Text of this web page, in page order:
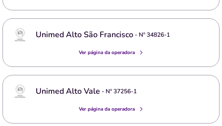
Unimed Alto São Francisco- Nº34826-1
Ver página da operadora
Unimed Alto Vale - Nº37256-1
Ver página da operadora